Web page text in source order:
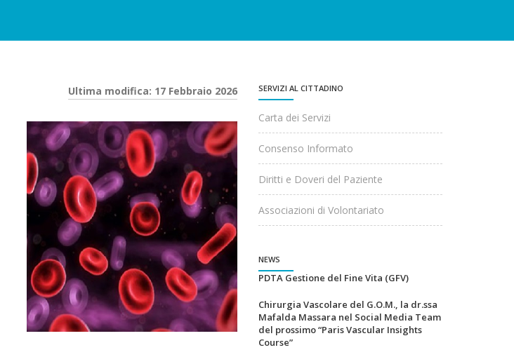
Ultima modifica: 17 Febbraio 2026 SERVIZI AL CITTADINO
Carta dei Servizi
Consenso Informato
Diritti e Doveri del Paziente
Associazioni di Volontariato
NEWS
PDTA Gestione del Fine Vita (GFV)
Chirurgia Vascolare del G.O.M., la dr.ssa
Mafalda Massara nel Social Media Team
del prossimo “Paris Vascular Insights
Course”